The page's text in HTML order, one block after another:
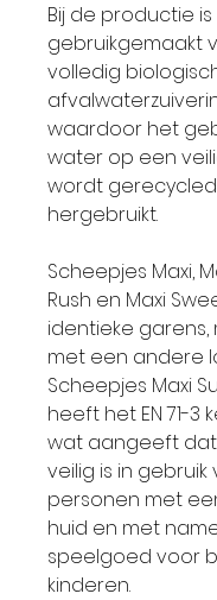
Bij de productie is
gebruikgemaakt
volledig
waardoor het
water op een
wordt
hergebruikt.
Scheepjes Maxi,
Rush en Maxi
identieke garens,
met een andere
Scheepjes Maxi
heeft het EN 71-3
wat aangeeft
veilig is in gebruik
personen met
huid en met
speelgoed voor
kinderen.